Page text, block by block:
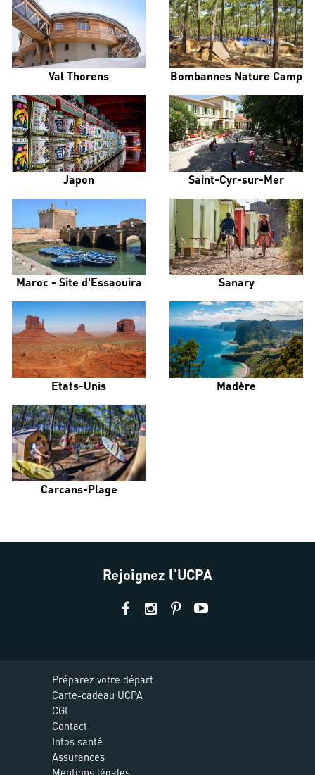
Val Thorens Bombannes Nature Camp
Japon Saint-Cyr-sur-Mer
Maroc - Site d'Essaouira Sanary
Etats-Unis Madère
Carcans-Plage
Rejoignez l'UCPA
Préparez votre départ
Carte-cadeau UCPA
CGI
Contact
Infos santé
Assurances
Mentions légales